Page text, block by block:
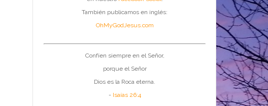
También publicamos en inglés:
OhMyGodJesus.com
Confíen siempre en el Señor,
porque el Señor
Dios es la Roca eterna.
- Isaías 26:4